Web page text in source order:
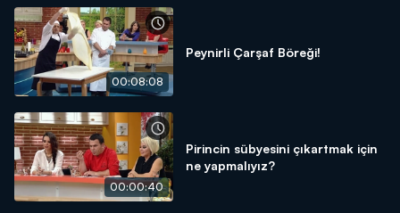
00:08:08
Peynirli Çarşaf Böreği!
00:00:40
Pirincin sübyesini çıkartmak için
ne yapmalıyız?